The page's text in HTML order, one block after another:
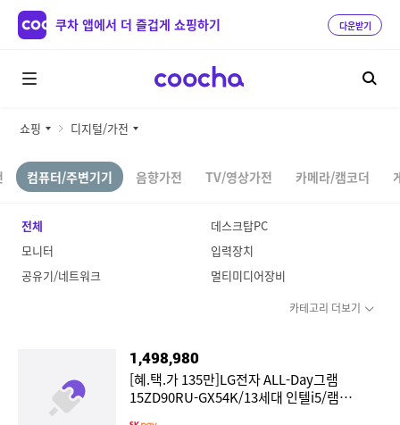
쿠차 앱에서 더 즐겁게 쇼핑하기 다운받기
쇼핑 디지털/가전
컴퓨터/주변기기 음향가전 TV/영상가전 카메라/캠코더
전체
데스크탑PC
모니터
입력장치
공유기/네트워크
멀티미디어장비
카테고리 더보기
1,498,980
[혜.택.가 135만]LG전자 ALL-Day그램
15ZD90RU-GX54K/13세대 인텔i5/램